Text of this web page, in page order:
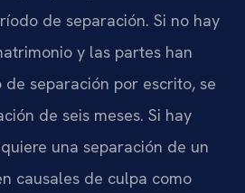
de separación. Si no hay
y las partes han
separación por escrito, se
de seis meses. Si hay
una separación de un
causales de culpa como